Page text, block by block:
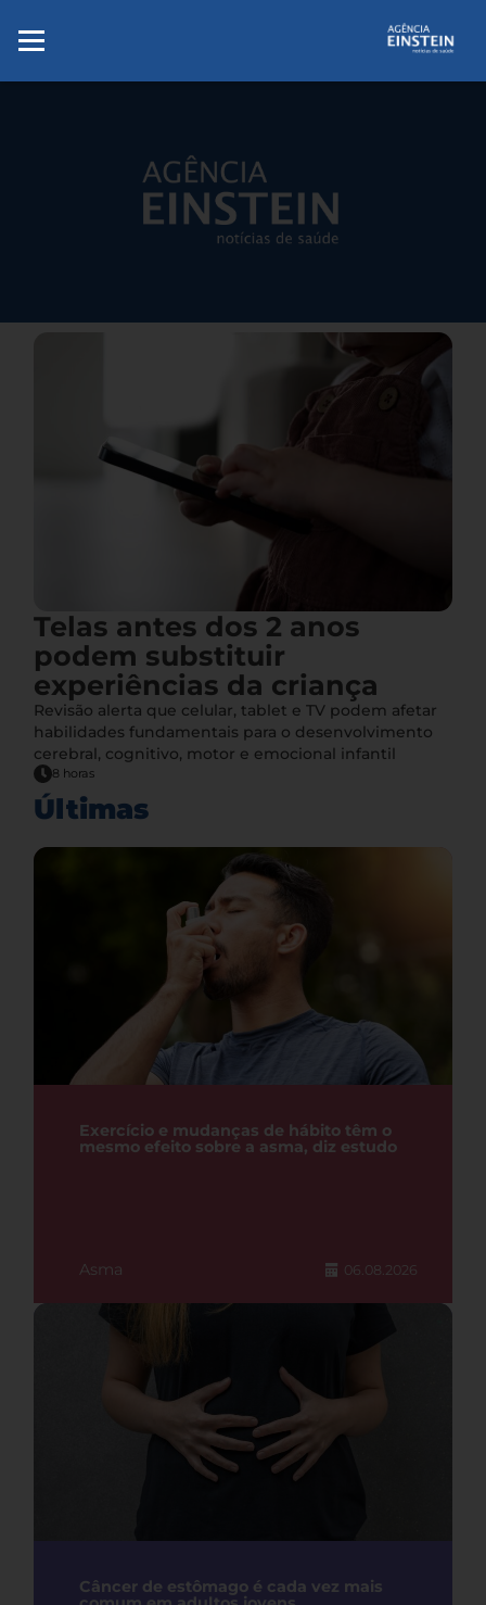
Telas antes dos 2 anos
podem substituir
experiências da criança
Revisão alerta que celular, tablet e TV podem afetar
habilidades fundamentais para o desenvolvimento
cerebral, cognitivo, motor e emocional infantil
8 horas
Últimas
Exercício e mudanças de hábito têm o
mesmo efeito sobre a asma, diz estudo
Asma 06.08.2026
Câncer de estômago é cada vez mais